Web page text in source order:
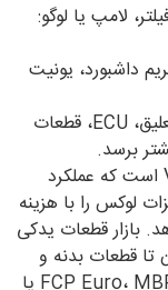
لامپ یا لوگو:
داشبورد، یونیت
قطعات بزرگ‌تر یا تخصصی مانند مکانیزم تعلیق، ECU، قطعات
نسخه‌ای متمرکز بر موتور V6 است که عملکرد
لوکس را با هزینه
بازار قطعات یدکی
تا قطعات بدنه و
عناصر فنی پیچیده. فروشگاه‌هایی مثل FCP Euro، MBParts یا